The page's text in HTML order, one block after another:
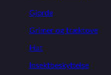
Gjorde
Grimer og træktove
Hut
Insektbeskyttelse